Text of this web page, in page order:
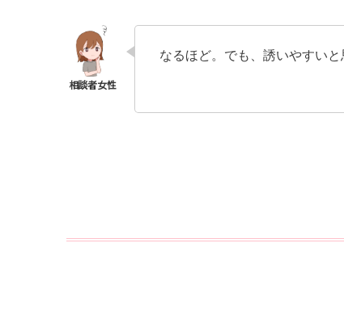
なるほど。でも、誘いやすい